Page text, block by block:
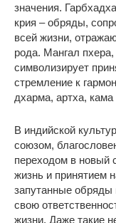
значения.
крия – обряды,
всей жизни,
рода. Мангал
символизирует
стремление к
дхарма, артха,
В индийской
союзом,
переходом в новый
жизнь и принятием
запутанные обряды
свою
жизни. Даже такие